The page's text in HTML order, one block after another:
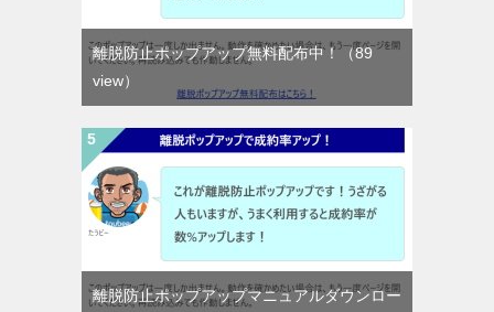
離脱防止ポップアップ無料配布中！（89
view）
離脱防止ポップアップマニュアルダウンロー